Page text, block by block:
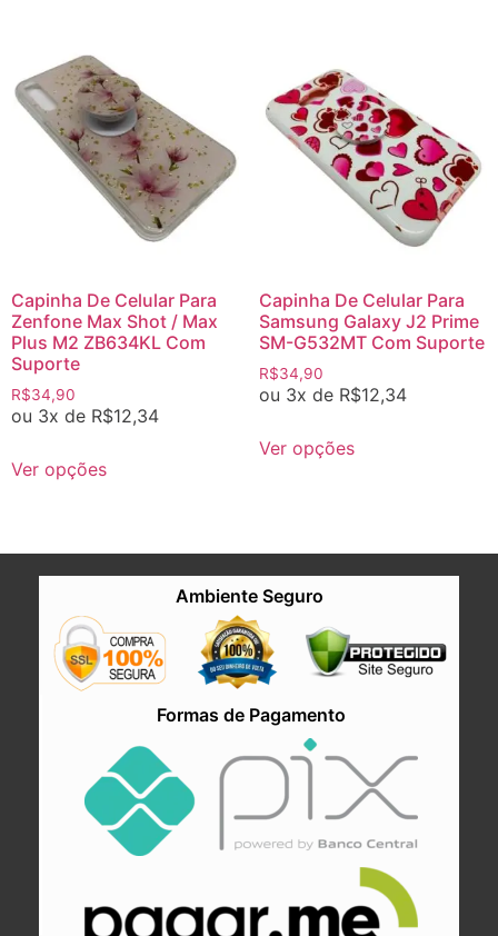
Capinha De Celular Para
Zenfone Max Shot / Max
Plus M2 ZB634KL Com
Suporte
R$34,90
ou 3x de R$12,34
Ver opções
Capinha De Celular Para
Samsung Galaxy J2 Prime
SM-G532MT Com Suporte
R$34,90
ou 3x de R$12,34
Ver opções
Ambiente Seguro
Formas de Pagamento